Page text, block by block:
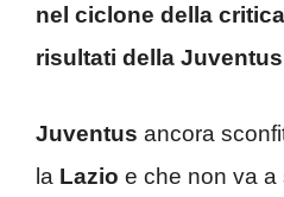
nel ciclone della
risultati della Juventus
Juventus ancora
la Lazio e che non va a